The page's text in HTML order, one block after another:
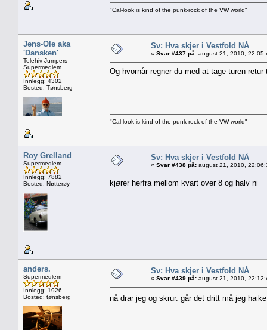
"Cal-look is kind of the punk-rock of the VW world"
Jens-Ole aka
'Dansken'
Telehiv Jumpers
Supermedlem
Innlegg: 4302
Bosted: Tønsberg
Sv: Hva skjer i Vestfold NÅ
« Svar #437 på: august 21, 2010,
Og hvornår regner du med at tage turen
"Cal-look is kind of the punk-rock of the VW world"
Roy Grelland
Supermedlem
Innlegg: 7882
Bosted: Nøtterøy
Sv: Hva skjer i Vestfold NÅ
« Svar #438 på: august 21, 2010,
kjører herfra mellom kvart over 8 og halv ni
anders.
Supermedlem
Innlegg: 1926
Bosted: tønsberg
Sv: Hva skjer i Vestfold NÅ
« Svar #439 på: august 21, 2010,
nå drar jeg og skrur. går det dritt må jeg